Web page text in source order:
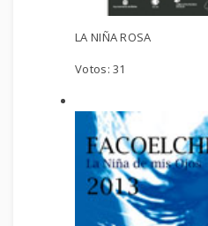
LA NIÑA ROSA
Votos:31